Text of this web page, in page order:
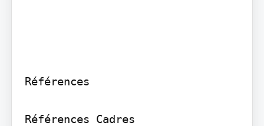
Références
Références Cadres